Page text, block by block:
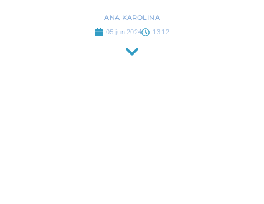
ANA KAROLINA
05 jun 2024 13:12